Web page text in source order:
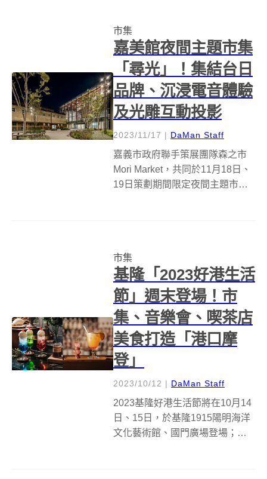
與工藝文化，除了觀其...
市集
嘉美館夜間主題市集
「尋光」！集結台日
品牌、沉浸電音體驗
及光雕互動投影
2023/11/17 | DaMan Staff
嘉義市政府聯手策展團隊森之市
Mori Market，共同於11月18日、
19日策劃期間限定夜間主題市集
牌串連響應活動，更於活動期間...
市集
基隆「2023好港生活
節」週末登場！市
集、音樂會、喫茶店
美食打造「港口摩
登」
2023/10/12 | DaMan Staff
2023基隆好港生活節將在10月14
日、15日，於基隆1915陽明海洋
文化藝術館、國門廣場登場；